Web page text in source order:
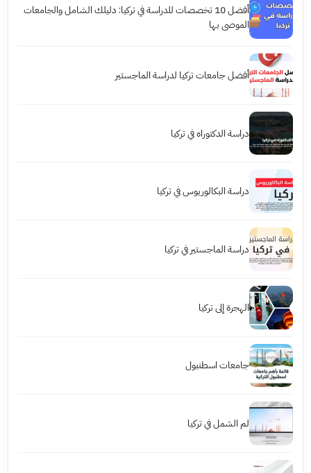
أفضل 10 تخصصات للدراسة في تركيا: دليلك الشامل والجامعات
الموصى بها
أفضل جامعات تركيا لدراسة الماجستير
دراسة الدكتوراه في تركيا
دراسة البكالوريوس في تركيا
دراسة الماجستير في تركيا
الهجرة إلى تركيا
جامعات اسطنبول
لم الشمل في تركيا